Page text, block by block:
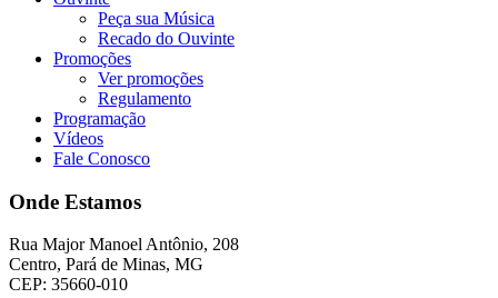
Peça sua Música
Recado do Ouvinte
Promoções
Ver promoções
Regulamento
Programação
Vídeos
Fale Conosco
Onde Estamos
Rua Major Manoel Antônio, 208
Centro, Pará de Minas, MG
CEP: 35660-010